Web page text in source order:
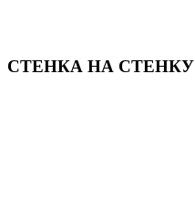
СТЕНКА НА СТЕНКУ